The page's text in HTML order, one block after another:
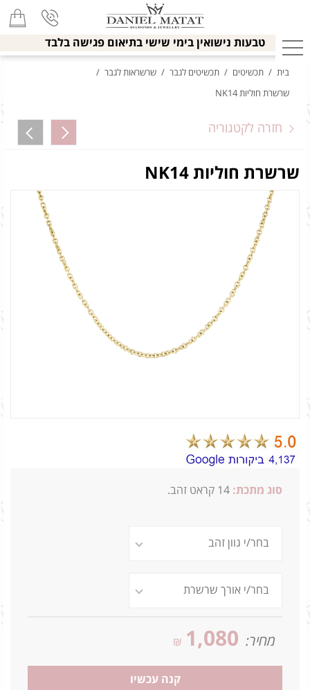
טבעות נישואין בימי שישי בתיאום פגישה בלבד
בית / תכשיטים / תכשיטים לגבר / שרשראות לגבר /
שרשרת חוליות NK14
חזרה לקטגוריה
שרשרת חוליות NK14
סוג מתכת: 14 קראט זהב.
מחיר: 1,080
₪
קנה עכשיו